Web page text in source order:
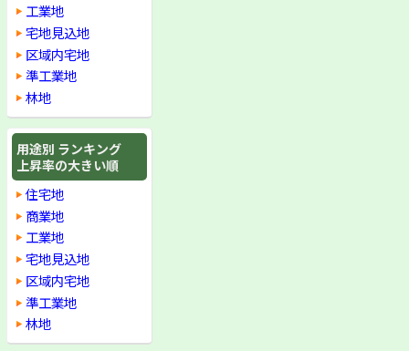
工業地
宅地見込地
区域内宅地
準工業地
林地
用途別 ランキング
上昇率の大きい順
住宅地
商業地
工業地
宅地見込地
区域内宅地
準工業地
林地